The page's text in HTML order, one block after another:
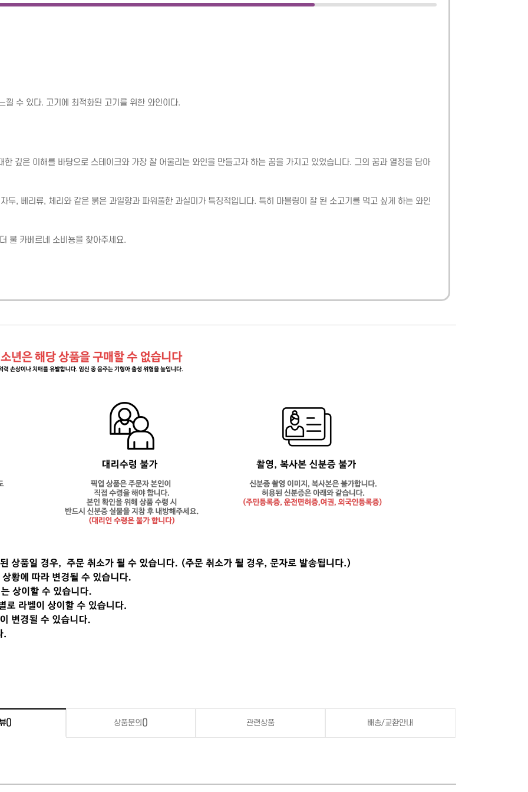
수 있다. 고기에 최적화된 고기를 위한 와인이다.
깊은 이해를 바탕으로 스테이크와 가장 잘 어울리는 와인을 만들고자 하는 꿈을 가지고 있었습니다. 그의 꿈과 열정을 담아
, 베리류, 체리와 같은 붉은 과일향과 파워풀한 과실미가 특징적입니다. 특히 마블링이 잘 된 소고기를 먹고 싶게 하는 와인
불 카베르네 소비뇽을 찾아주세요.
() 상품문의 () 관련상품 배송/교환안내